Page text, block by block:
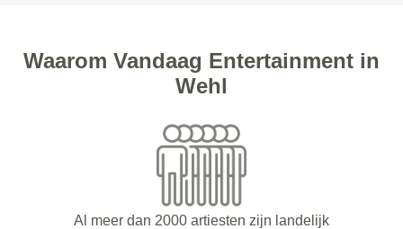
Waarom Vandaag Entertainment in
Wehl
Al meer dan 2000 artiesten zijn landelijk